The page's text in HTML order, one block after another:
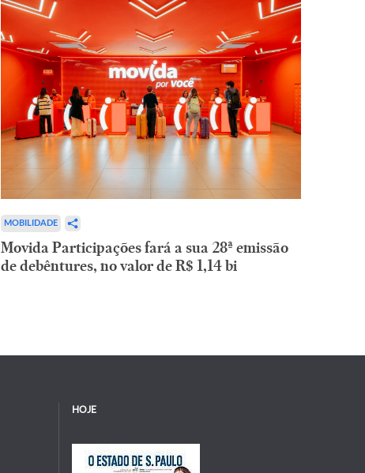
MOBILIDADE
Movida Participações fará a sua 28ª emissão
de debêntures, no valor de R$ 1,14 bi
HOJE